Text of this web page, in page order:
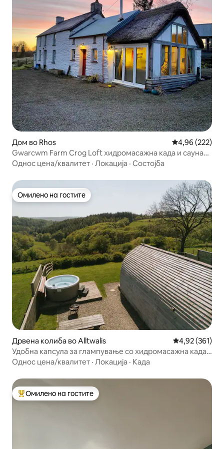
Дом во Rhos Просечна
4,96 (222)
Gwarcwm Farm Crog Loft хидромасажна када и сауна
покрај реката
Однос цена/квалитет · Локација · Состојба
Омилено на гостите
Омилено на гостите
Дрвена колиба во Alltwalis Просечна
4,92 (361)
Удобна капсула за глампување со хидромасажна када
и извонреден поглед
Однос цена/квалитет · Локација · Када
Меѓу најуспешните „Омилени на гостите“
Омилено на гостите